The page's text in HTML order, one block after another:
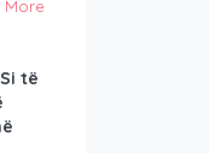
More
të